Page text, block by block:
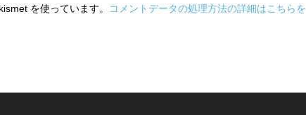
を使っています。
コメントデータの処理方法の詳細はこちらを